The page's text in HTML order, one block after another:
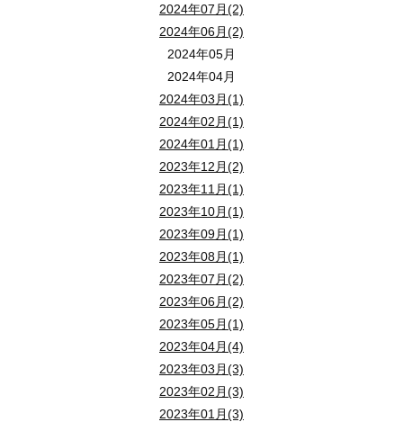
2024年07月(2)
2024年06月(2)
2024年05月
2024年04月
2024年03月(1)
2024年02月(1)
2024年01月(1)
2023年12月(2)
2023年11月(1)
2023年10月(1)
2023年09月(1)
2023年08月(1)
2023年07月(2)
2023年06月(2)
2023年05月(1)
2023年04月(4)
2023年03月(3)
2023年02月(3)
2023年01月(3)